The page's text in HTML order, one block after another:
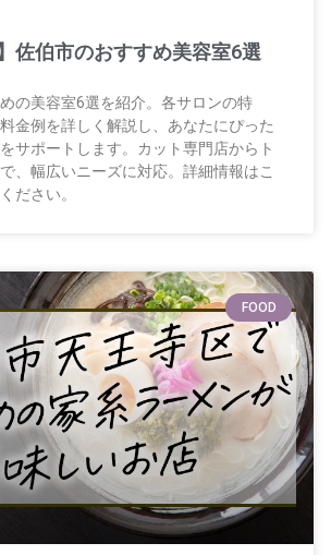
佐伯市のおすすめ美容室6選
の美容室6選を紹介。各サロンの特
金例を詳しく解説し、あなたにぴった
サポートします。カット専門店からト
、幅広いニーズに対応。詳細情報はこ
ださい。
FOOD